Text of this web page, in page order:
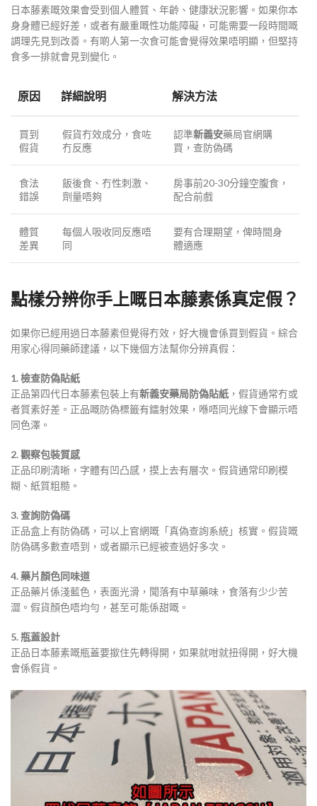
日本藤素嘅效果會受到個人體質、年齡、健康狀況影響。如果你本
身身體已經好差，或者有嚴重嘅性功能障礙，可能需要一段時間嘅
調理先見到改善。有啲人第一次食可能會覺得效果唔明顯，但堅持
食多一排就會見到變化 。
原因 詳細說明 解決方法
買到
假貨
假貨冇效成分，食咗
冇反應
認準新義安藥局官網購
買，查防偽碼
食法
錯誤
飯後食、冇性刺激、
劑量唔夠
房事前20-30分鐘空腹食，
配合前戲
體質
差異
每個人吸收同反應唔
同
要有合理期望，俾時間身
體適應
點樣分辨你手上嘅日本藤素係真定假？
如果你已經用過日本藤素但覺得冇效，好大機會係買到假貨。綜合
用家心得同藥師建議，以下幾個方法幫你分辨真假：
1. 檢查防偽貼紙
正品第四代日本藤素包裝上有新義安藥局防偽貼紙 ，假貨通常冇或
者質素好差。正品嘅防偽標籤有鐳射效果，喺唔同光線下會顯示唔
同色澤 。
2. 觀察包裝質感
正品印刷清晰，字體有凹凸感，摸上去有層次。假貨通常印刷模
糊、紙質粗糙 。
3. 查詢防偽碼
正品盒上有防偽碼，可以上官網嘅「真偽查詢系統」核實。假貨嘅
防偽碼多數查唔到，或者顯示已經被查過好多次 。
4. 藥片顏色同味道
正品藥片係淺藍色，表面光滑，聞落有中草藥味，食落有少少苦
澀。假貨顏色唔均勻，甚至可能係甜嘅 。
5. 瓶蓋設計
正品日本藤素嘅瓶蓋要撳住先轉得開，如果就咁就扭得開，好大機
會係假貨 。